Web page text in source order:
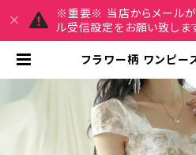
※重要※ 当店からメール
ル受信設定をお願い致しま
フラワー柄 ワンピー
ス きれいめ 上品 エレ
き お呼ばれ デート
ー フォーマル 春 夏
-OSS0251 |
代,30代,40代 レデ
ン 通販